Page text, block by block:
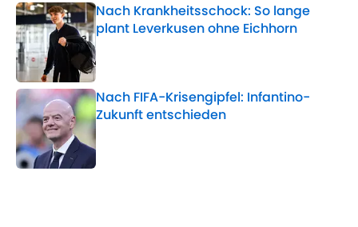
Nach Krankheitsschock: So lange
plant Leverkusen ohne Eichhorn
Published by on Invalid Date
Nach FIFA-Krisengipfel: Infantino-
Zukunft entschieden
Published by on Invalid Date